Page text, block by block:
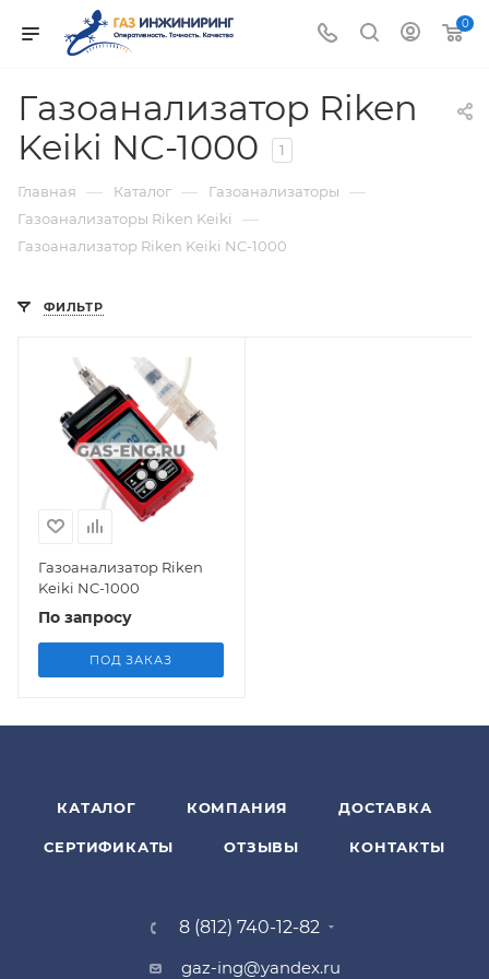
0
Газоанализатор Riken
Keiki NC-1000
1
Главная — Каталог — Газоанализаторы —
Газоанализаторы Riken Keiki —
Газоанализатор Riken Keiki NC-1000
ФИЛЬТР
Газоанализатор Riken
Keiki NC-1000
По запросу
ПОД ЗАКАЗ
КАТАЛОГ КОМПАНИЯ ДОСТАВКА
СЕРТИФИКАТЫ ОТЗЫВЫ КОНТАКТЫ
8 (812) 740-12-82
gaz-ing@yandex.ru